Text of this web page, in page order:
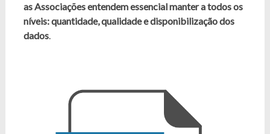
as Associações entendem essencial manter a todos os
níveis: quantidade, qualidade e disponibilização dos
dados.